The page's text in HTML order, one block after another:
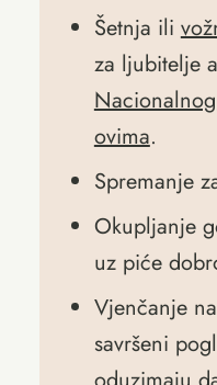
Šetnja ili
za ljubitelje
ovima.
Spremanje
Okupljanje
uz piće
Vjenčanje
savršeni